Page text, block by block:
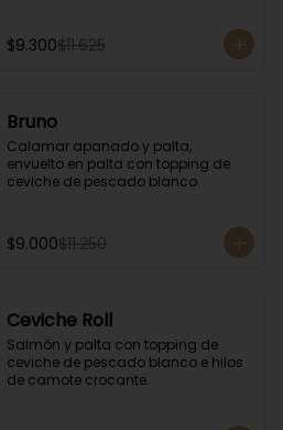
$9.300$11.625
Bruno
Calamar apanado y palta,
envuelto en palta con topping de
ceviche de pescado blanco.
$9.000$11.250
Ceviche Roll
Salmón y palta con topping de
ceviche de pescado blanco e hilos
de camote crocante.